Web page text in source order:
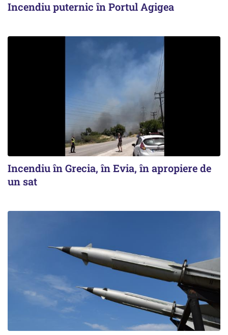
Incendiu puternic în Portul Agigea
Incendiu în Grecia, în Evia, în apropiere de
un sat